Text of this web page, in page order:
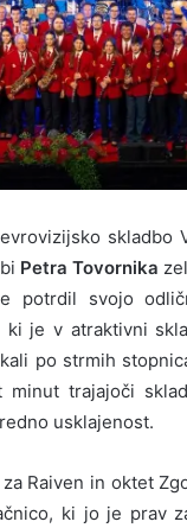
skladbo
Petra Tovornika
potrdil svojo
ki je v atraktivni
po strmih
minut trajajoči
usklajenost.
Raiven in oktet
ki jo je prav